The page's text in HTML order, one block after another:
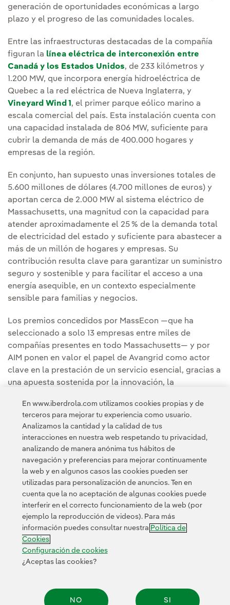
generación de oportunidades económicas a largo
plazo y el progreso de las comunidades locales.
Entre las infraestructuras destacadas de la compañía
figuran la línea eléctrica de interconexión entre
Canadá y los Estados Unidos, de 233 kilómetros y
1.200 MW, que incorpora energía hidroeléctrica de
Quebec a la red eléctrica de Nueva Inglaterra, y
Vineyard Wind 1 , el primer parque eólico marino a
escala comercial del país. Esta instalación cuenta con
una capacidad instalada de 806 MW, suficiente para
cubrir la demanda de más de 400.000 hogares y
empresas de la región.
En conjunto, han supuesto unas inversiones totales de
5.600 millones de dólares (4.700 millones de euros) y
aportan cerca de 2.000 MW al sistema eléctrico de
Massachusetts, una magnitud con la capacidad para
atender aproximadamente el 25 % de la demanda total
de electricidad del estado y suficiente para abastecer a
más de un millón de hogares y empresas. Su
contribución resulta clave para garantizar un suministro
seguro y sostenible y para facilitar el acceso a una
energía asequible, en un contexto especialmente
sensible para familias y negocios.
Los premios concedidos por MassEcon —que ha
seleccionado a solo 13 empresas entre miles de
compañías presentes en todo Massachusetts— y por
AIM ponen en valor el papel de Avangrid como actor
clave en la prestación de un servicio esencial, gracias a
una apuesta sostenida por la innovación, la
infraestructuras de generación y transporte y una
estrecha colaboración público-privada.
Contacta Política de Privacidad Información legal
Transparencia en el uso de la IA Política de cookies
Configuración de cookies Accesibilidad Canal de denuncias
© 2026 Iberdrola, S.A. Reservados todos los derechos.
En www.iberdrola.com utilizamos cookies propias y de
terceros para mejorar tu experiencia como usuario.
Analizamos la cantidad y la calidad de tus
interacciones en nuestra web respetando tu privacidad,
analizando de manera anónima tus hábitos de
navegación y preferencias para mejorar continuamente
la web y en algunos casos las cookies pueden ser
utilizadas para personalización de anuncios. Ten en
cuenta que la no aceptación de algunas cookies puede
interferir en el correcto funcionamiento de la web (por
ejemplo la reproducción de videos). Para más
información puedes consultar nuestra Política de
Cookies
Configuración de cookies
¿Aceptas las cookies?
NO SI